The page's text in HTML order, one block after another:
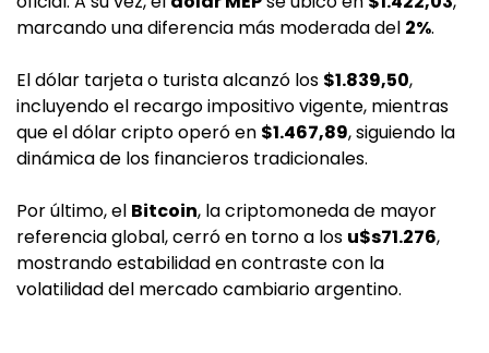
marcando una diferencia más moderada del 2%.
El dólar tarjeta o turista alcanzó los $1.839,50,
incluyendo el recargo impositivo vigente, mientras
que el dólar cripto operó en $1.467,89, siguiendo la
dinámica de los financieros tradicionales.
Por último, el Bitcoin, la criptomoneda de mayor
referencia global, cerró en torno a los u$s71.276,
mostrando estabilidad en contraste con la
volatilidad del mercado cambiario argentino.